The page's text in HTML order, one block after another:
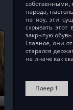
собственными,
народа,
на яву, эти
скрывать этот
закрытую
Главное, они
старался
не иначе как
Плеер 1